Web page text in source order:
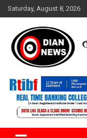
Skip
to
Saturday, August 8, 2026
ଓଡିଆନ୍